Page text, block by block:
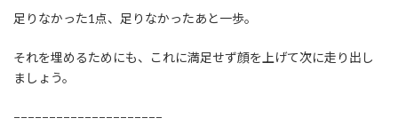
足りなかった1点、足りなかったあと一歩。
それを埋めるためにも、これに満足せず顔を上げて次に走り出し
ましょう。
−−−−−−−−−−−−−−−−−−−−−